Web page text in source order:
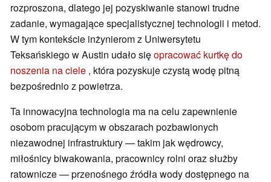
rozproszona, dlatego jej pozyskiwanie stanowi trudne
zadanie, wymagające specjalistycznej technologii i metod.
W tym kontekście inżynierom z Uniwersytetu
Teksańskiego w Austin udało sięopracować kurtkę do
noszenia na ciele , która pozyskuje czystą wodę pitną
bezpośrednio z powietrza.
Ta innowacyjna technologia ma na celu zapewnienie
osobom pracującym w obszarach pozbawionych
niezawodnej infrastruktury — takim jak wędrowcy,
miłośnicy biwakowania, pracownicy rolni oraz służby
ratownicze — przenośnego źródła wody dostępnego na